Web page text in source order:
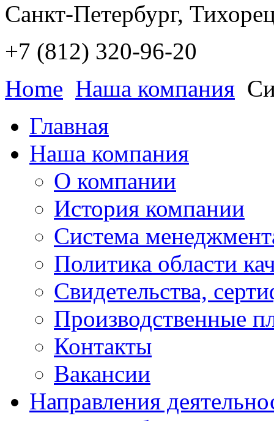
Санкт-Петербург,
+7 (812) 320-96-20
Home Наша компания
Главная
Наша компания
О компании
История компании
Система
Политика области
Свидетельства,
Производственные
Контакты
Вакансии
Направления